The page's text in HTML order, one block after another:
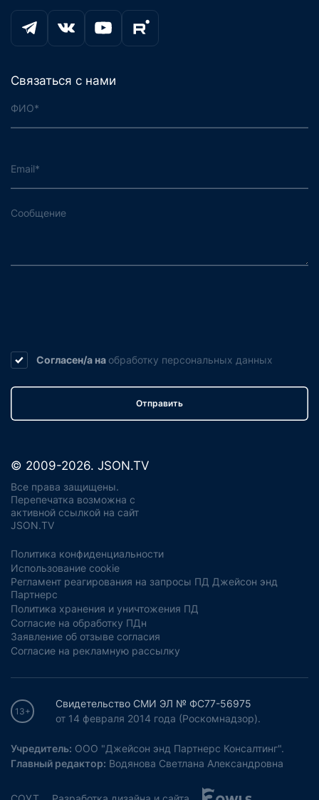
Связаться с нами
Согласен/а на обработку персональных данных
Отправить
© 2009-2026. JSON.TV
Все права защищены.
Перепечатка возможна с
активной ссылкой на сайт
JSON.TV
Политика конфиденциальности
Использование cookie
Регламент реагирования на запросы ПД Джейсон энд
Партнерс
Политика хранения и уничтожения ПД
Согласие на обработку ПДн
Заявление об отзыве согласия
Согласие на рекламную рассылку
13+
Свидетельство СМИ ЭЛ № ФС77-56975
от 14 февраля 2014 года (Роскомнадзор).
Учредитель: ООО "Джейсон энд Партнерс Консалтинг".
Главный редактор: Водянова Светлана Александровна